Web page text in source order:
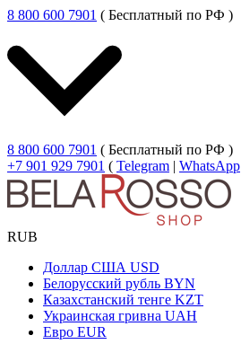
8 800 600 7901 ( Бесплатный по РФ )
8 800 600 7901 ( Бесплатный по РФ )
+7 901 929 7901 ( Telegram | WhatsApp
RUB
Доллар США USD
Белорусский рубль BYN
Казахстанский тенге KZT
Украинская гривна UAH
Евро EUR